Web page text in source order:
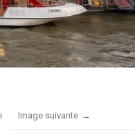
Image suivante